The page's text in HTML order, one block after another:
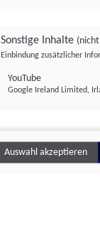
Sonstige Inhalte
Einbindung zusätzlicher
YouTube
Google Ireland Limited,
Auswahl akzeptieren